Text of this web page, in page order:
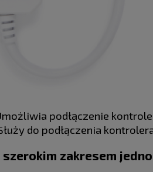
podłączenie
do podłączenia
zakresem